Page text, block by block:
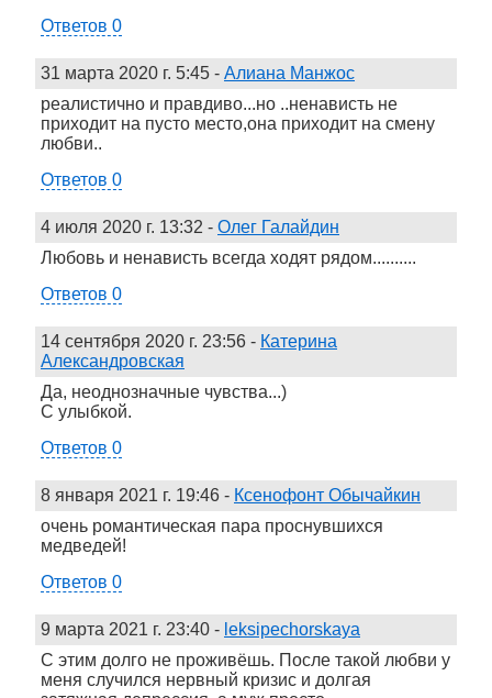
Ответов 0
31 марта 2020 г. 5:45 - Алиана Манжос
реалистично и правдиво...но ..ненависть не
приходит на пусто место,она приходит на смену
любви..
Ответов 0
4 июля 2020 г. 13:32 - Олег Галайдин
Любовь и ненависть всегда ходят рядом..........
Ответов 0
14 сентября 2020 г. 23:56 - Катерина
Александровская
Да, неоднозначные чувства...)
С улыбкой.
Ответов 0
8 января 2021 г. 19:46 - Ксенофонт Обычайкин
очень романтическая пара проснувшихся
медведей!
Ответов 0
9 марта 2021 г. 23:40 - leksipechorskaya
С этим долго не проживёшь. После такой любви у
меня случился нервный кризис и долгая